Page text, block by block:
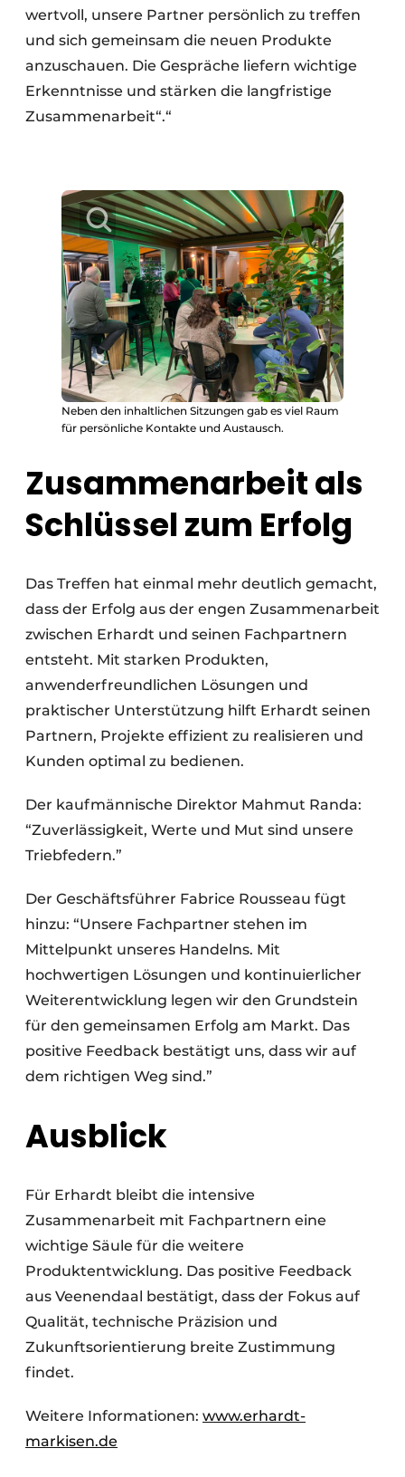
wertvoll, unsere Partner persönlich zu treffen
und sich gemeinsam die neuen Produkte
anzuschauen. Die Gespräche liefern wichtige
Erkenntnisse und stärken die langfristige
Zusammenarbeit“.“
Neben den inhaltlichen Sitzungen gab es viel Raum
für persönliche Kontakte und Austausch.
Zusammenarbeit als
Schlüssel zum Erfolg
Das Treffen hat einmal mehr deutlich gemacht,
dass der Erfolg aus der engen Zusammenarbeit
zwischen Erhardt und seinen Fachpartnern
entsteht. Mit starken Produkten,
anwenderfreundlichen Lösungen und
praktischer Unterstützung hilft Erhardt seinen
Partnern, Projekte effizient zu realisieren und
Kunden optimal zu bedienen.
Der kaufmännische Direktor Mahmut Randa:
“Zuverlässigkeit, Werte und Mut sind unsere
Triebfedern.”
Der Geschäftsführer Fabrice Rousseau fügt
hinzu: “Unsere Fachpartner stehen im
Mittelpunkt unseres Handelns. Mit
hochwertigen Lösungen und kontinuierlicher
Weiterentwicklung legen wir den Grundstein
für den gemeinsamen Erfolg am Markt. Das
positive Feedback bestätigt uns, dass wir auf
dem richtigen Weg sind.”
Ausblick
Für Erhardt bleibt die intensive
Zusammenarbeit mit Fachpartnern eine
wichtige Säule für die weitere
Produktentwicklung. Das positive Feedback
aus Veenendaal bestätigt, dass der Fokus auf
Qualität, technische Präzision und
Zukunftsorientierung breite Zustimmung
findet.
Weitere Informationen: www.erhardt-
markisen.de